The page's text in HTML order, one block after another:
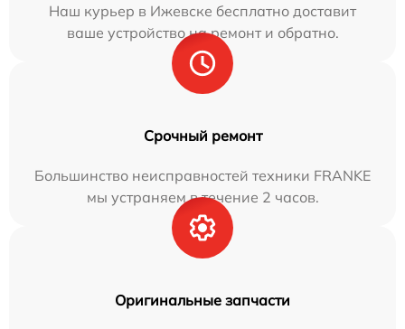
Наш курьер в Ижевске бесплатно доставит
ваше устройство на ремонт и обратно.
Срочный ремонт
Большинство неисправностей техники FRANKE
мы устраняем в течение 2 часов.
Оригинальные запчасти